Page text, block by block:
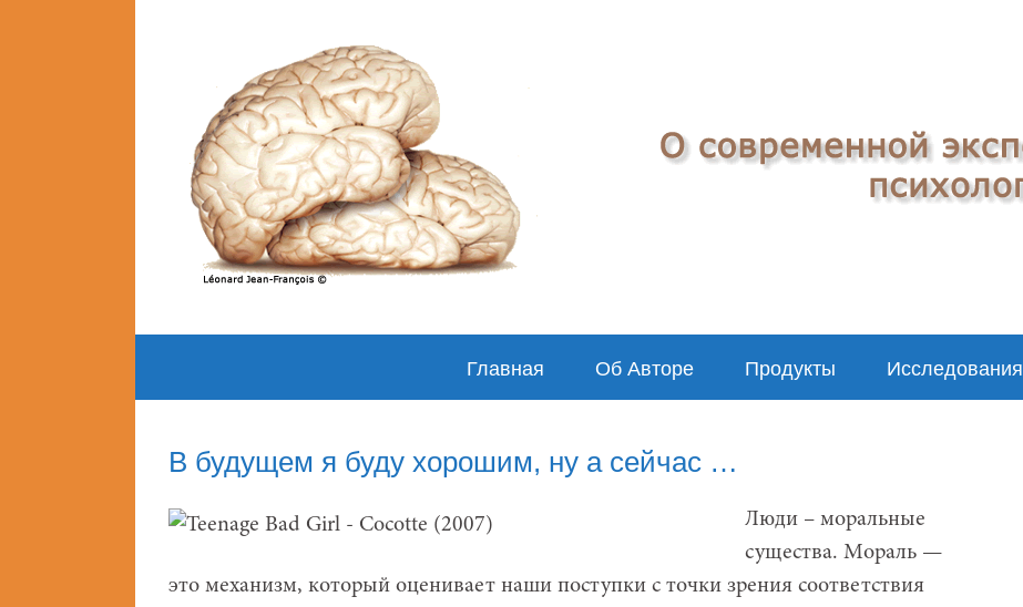
Главная Об Авторе Продукты Исследования
В будущем я буду хорошим, ну а сейчас …
Люди – моральные
существа. Мораль —
это механизм, который оценивает наши поступки с точки зрения соответствия